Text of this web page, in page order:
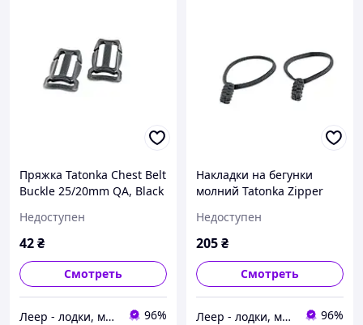
Пряжка Tatonka Chest Belt
Buckle 25/20mm QA, Black
Tatonka Chest Belt Buckle
25/20mm
Недоступен
42₴
Смотреть
Леер - лодки, моторы, всё для отдыха 96%
Накладки на бегунки
молний Tatonka Zipper
3320.040), Накладки на
бегунки молний
Недоступен
205₴
Смотреть
Леер - лодки, моторы, всё для отдыха 96%